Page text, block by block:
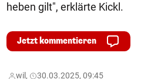
heben gilt", erklärte Kickl.
Jetzt kommentieren
wil, 30.03.2025, 09:45